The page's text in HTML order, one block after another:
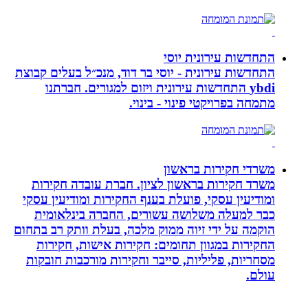
התחדשות עירונית יוסי
התחדשות עירונית - יוסי בר דוד, מנכ״ל בעלים קבוצת
ybdi התחדשות עירונית ויזום למגורים. חברתנו
מתמחה בפרויקטי פינוי - בינוי.
משרדי חקירות בראשון
משרד חקירות בראשון לציון. חברת עובדה חקירות
ומודיעין עסקי, פועלת בענף החקירות ומודיעין עסקי
כבר למעלה משלושה עשורים, החברה בינלאומית
הוקמה על ידי זיוה ממוק מלכה, בעלת וותק רב בתחום
החקירות במגוון תחומים: חקירות אישות, חקירות
מסחריות, פליליות, סייבר וחקירות מורכבות חובקות
עולם.